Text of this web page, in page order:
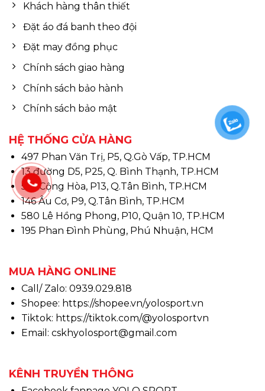
Khách hàng thân thiết
Đặt áo đá banh theo đội
Đặt may đồng phục
Chính sách giao hàng
Chính sách bảo hành
Chính sách bảo mật
HỆ THỐNG CỬA HÀNG
497 Phan Văn Trị, P5, Q.Gò Vấp, TP.HCM
13 đường D5, P25, Q. Bình Thạnh, TP.HCM
510 Cộng Hòa, P13, Q.Tân Bình, TP.HCM
146 Âu Cơ, P9, Q.Tân Bình, TP.HCM
580 Lê Hồng Phong, P10, Quận 10, TP.HCM
195 Phan Đình Phùng, Phú Nhuận, HCM
MUA HÀNG ONLINE
Call/ Zalo: 0939.029.818
Shopee: https://shopee.vn/yolosport.vn
Tiktok: https://tiktok.com/@yolosportvn
Email: cskhyolosport@gmail.com
KÊNH TRUYỀN THÔNG